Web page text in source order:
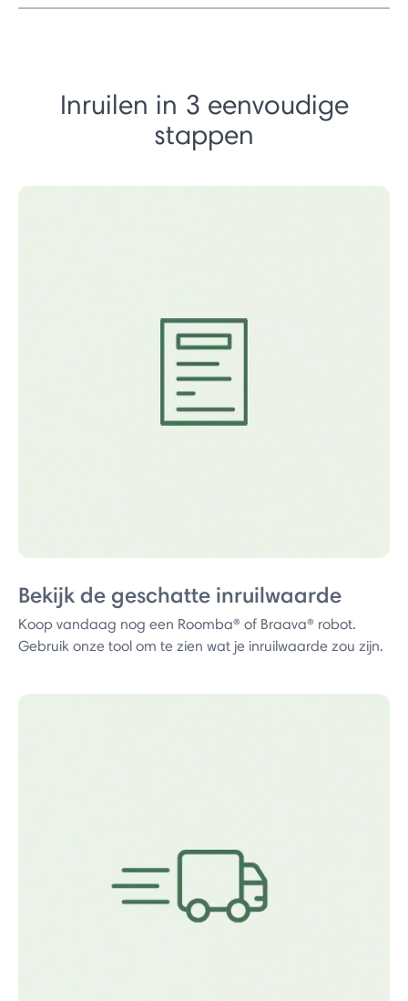
Inruilen in 3 eenvoudige
stappen
Bekijk de geschatte inruilwaarde
Koop vandaag nog een Roomba® of Braava® robot.
Gebruik onze tool om te zien wat je inruilwaarde zou zijn.